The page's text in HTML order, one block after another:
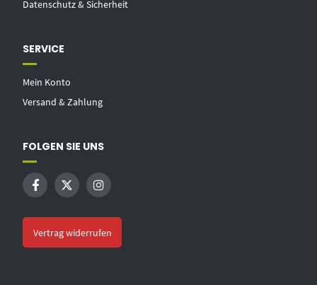
Datenschutz & Sicherheit
SERVICE
Mein Konto
Versand & Zahlung
FOLGEN SIE UNS
Vertrag widerrufen